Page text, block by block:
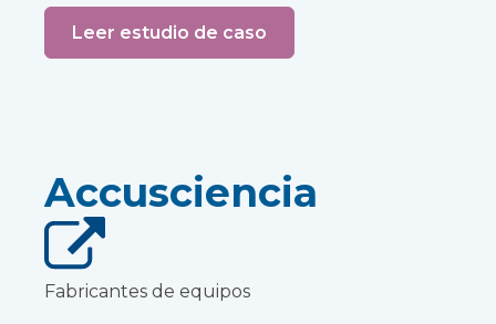
Leer estudio de caso
Accusciencia
Fabricantes de equipos